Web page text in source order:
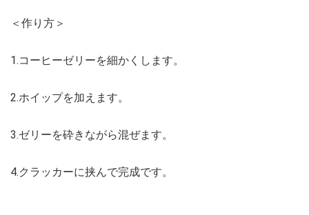
＜作り方＞
1.コーヒーゼリーを細かくします。
2.ホイップを加えます。
3.ゼリーを砕きながら混ぜます。
4.クラッカーに挟んで完成です。